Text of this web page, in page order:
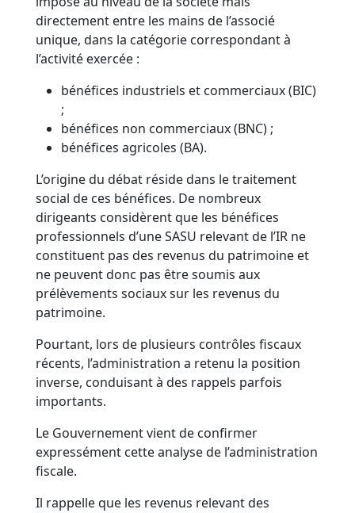
directement entre les mains de l’associé
unique, dans la catégorie correspondant à
l’activité exercée :
bénéfices industriels et commerciaux (BIC)
;
bénéfices non commerciaux (BNC) ;
bénéfices agricoles (BA).
L’origine du débat réside dans le traitement
social de ces bénéfices. De nombreux
dirigeants considèrent que les bénéfices
professionnels d’une SASU relevant de l’IR ne
constituent pas des revenus du patrimoine et
ne peuvent donc pas être soumis aux
prélèvements sociaux sur les revenus du
patrimoine.
Pourtant, lors de plusieurs contrôles fiscaux
récents, l’administration a retenu la position
inverse, conduisant à des rappels parfois
importants.
Le Gouvernement vient de confirmer
expressément cette analyse de l’administration
fiscale.
Il rappelle que les revenus relevant des